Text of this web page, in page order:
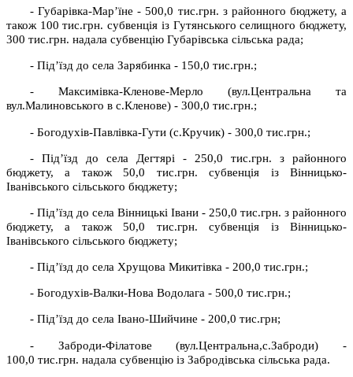
- Губарівка-Мар’їне - 500,0 тис.грн. з районного бюджету, а
також 100 тис.грн. субвенція із Гутянського селищного бюджету,
300 тис.грн. надала субвенцію Губарівська сільська рада;
- Під’їзд до села Зарябинка - 150,0 тис.грн.;
- Максимівка-Кленове-Мерло (вул.Центральна та
вул.Малиновського в с.Кленове) - 300,0 тис.грн.;
- Богодухів-Павлівка-Гути (с.Кручик) - 300,0 тис.грн.;
- Під’їзд до села Дегтярі - 250,0 тис.грн. з районного
бюджету, а також 50,0 тис.грн. субвенція із Вінницько-
Іванівського сільського бюджету;
- Під’їзд до села Вінницькі Івани - 250,0 тис.грн. з районного
бюджету, а також 50,0 тис.грн. субвенція із Вінницько-
Іванівського сільського бюджету;
- Під’їзд до села Хрущова Микитівка - 200,0 тис.грн.;
- Богодухів-Валки-Нова Водолага - 500,0 тис.грн.;
- Під’їзд до села Івано-Шийчине - 200,0 тис.грн;
- Заброди-Філатове (вул.Центральна,с.Заброди) -
100,0 тис.грн. надала субвенцію із Забродівська сільська рада.